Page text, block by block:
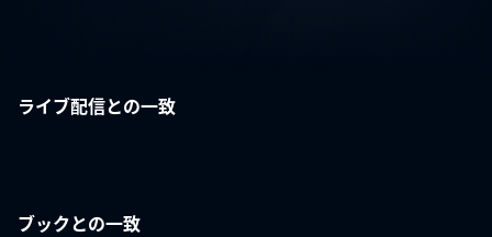
ライブ配信との一致
ブックとの一致